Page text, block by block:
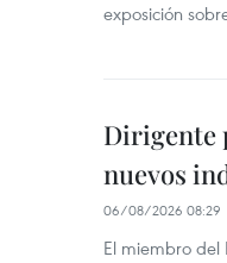
exposición
Dirigente
nuevos
06/08/2026 08:29
El miembro del